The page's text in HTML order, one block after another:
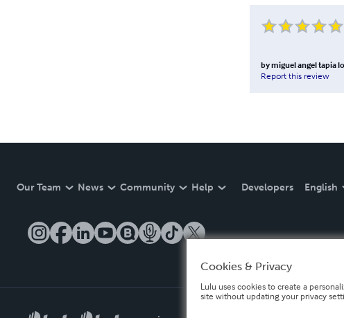
bymiguel angel tapia
Report this review
Our Team News Community Help Developers English
Cookies & Privacy
Lulu uses cookies to create a
site without updating your privacy